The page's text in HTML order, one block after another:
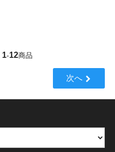
1-12商品
次へ